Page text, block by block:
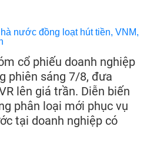
cổ phiếu doanh nghiệp
phiên sáng 7/8, đưa
lên giá trần. Diễn biến
phân loại mới phục vụ
tại doanh nghiệp có